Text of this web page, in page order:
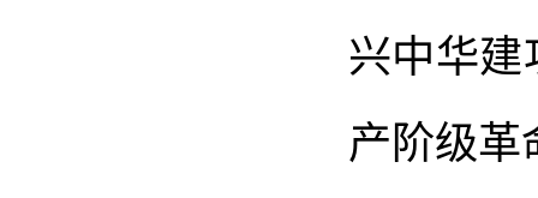
兴中华建
产阶级革